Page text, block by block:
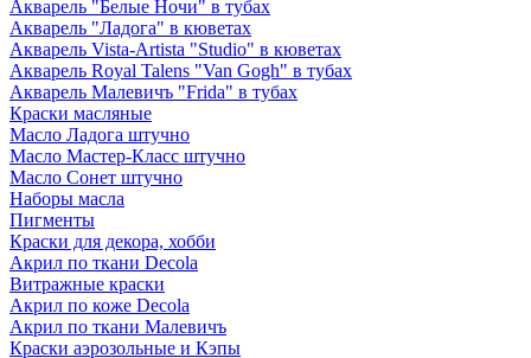
Акварель "Белые Ночи" в тубах
Акварель "Ладога" в кюветах
Акварель Vista-Artista "Studio" в кюветах
Акварель Royal Talens "Van Gogh" в тубах
Акварель Малевичъ "Frida" в тубах
Краски масляные
Масло Ладога штучно
Масло Мастер-Класс штучно
Масло Сонет штучно
Наборы масла
Пигменты
Краски для декора, хобби
Акрил по ткани Decola
Витражные краски
Акрил по коже Decola
Акрил по ткани Малевичъ
Краски аэрозольные и Кэпы